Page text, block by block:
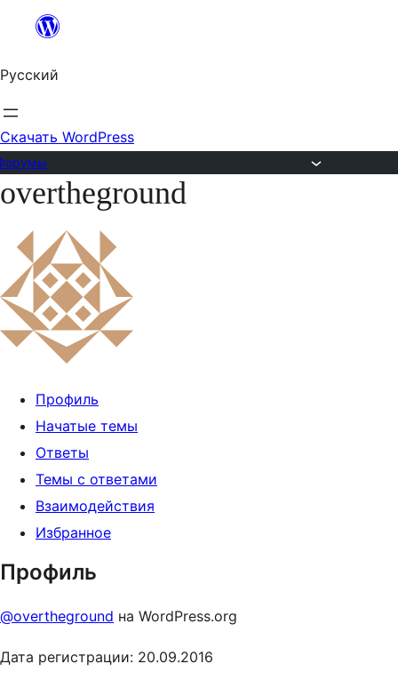
Перейти
содержимому
Русский
Скачать WordPress
Перейти
содержимому
overtheground
Профиль
Начатые темы
Ответы
Темы с ответами
Взаимодействия
Избранное
Профиль
@overtheground на WordPress.org
Дата регистрации: 20.09.2016